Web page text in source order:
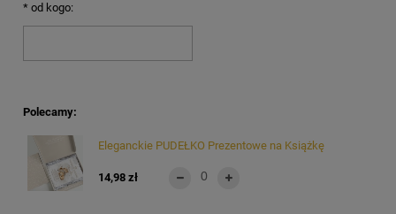
* od kogo:
Polecamy:
Eleganckie PUDEŁKO Prezentowe na Książkę
14,98 zł